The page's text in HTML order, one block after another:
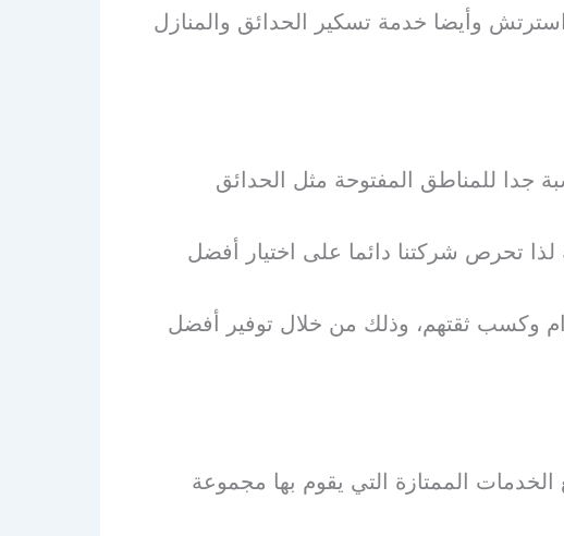
وأيضا خدمة تسكير الحدائق والمنازل
جدا للمناطق المفتوحة مثل الحدائق
لذا تحرص شركتنا دائما على اختيار أفضل
وكسب ثقتهم، وذلك من خلال توفير أفضل
الممتازة التي يقوم بها مجموعة